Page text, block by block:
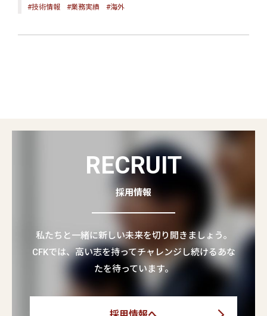
#技術情報
#業務実績 #海外
RECRUIT
採用情報
私たちと一緒に新しい未来を切り開きましょう。
CFKでは、高い志を持ってチャレンジし続けるあな
たを待っています。